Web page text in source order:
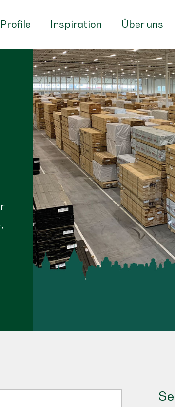
Profile Inspiration Über uns